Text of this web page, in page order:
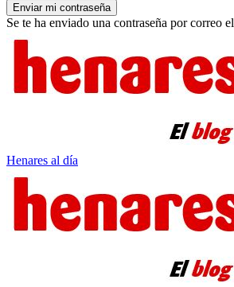
Se te ha enviado una contraseña por correo
Henares al día